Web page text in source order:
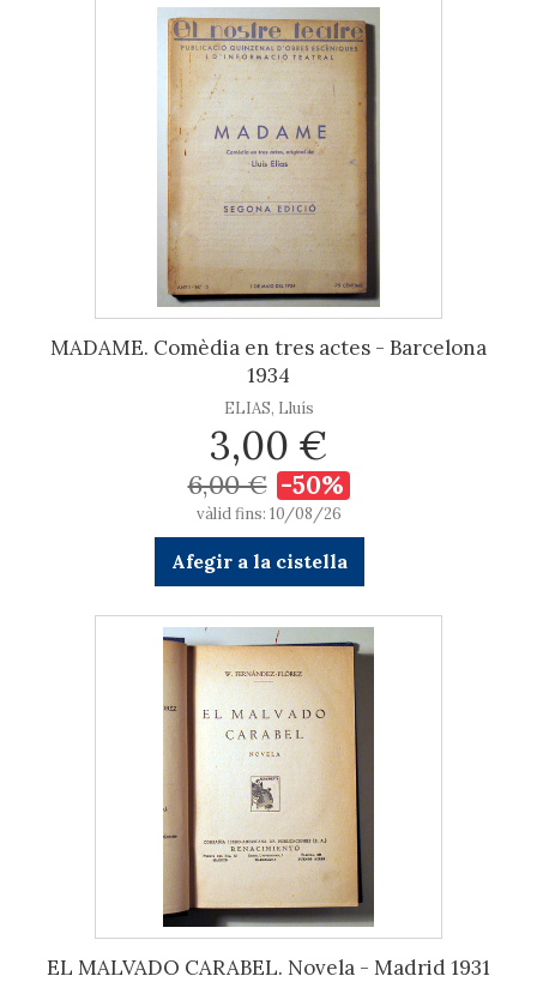
MADAME. Comèdia en tres actes - Barcelona
1934
ELIAS, Lluís
3,00 €
6,00 € -50%
vàlid fins: 10/08/26
Afegir a la cistella
EL MALVADO CARABEL. Novela - Madrid 1931